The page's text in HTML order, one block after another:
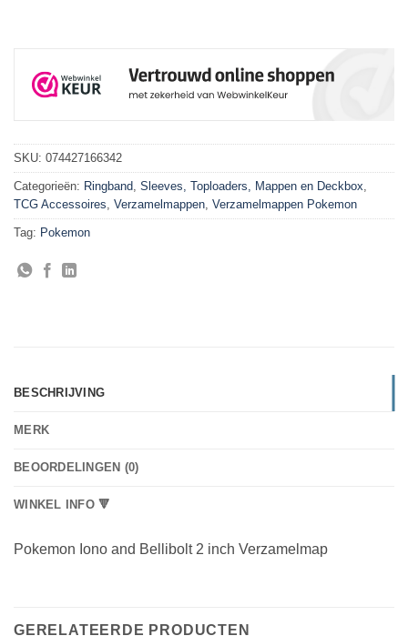
SKU: 074427166342
Categorieën: Ringband, Sleeves, Toploaders, Mappen en Deckbox,
TCG Accessoires, Verzamelmappen, Verzamelmappen Pokemon
Tag: Pokemon
BESCHRIJVING
MERK
BEOORDELINGEN (0)
WINKEL INFO 🔻
Pokemon Iono and Bellibolt 2 inch Verzamelmap
GERELATEERDE PRODUCTEN